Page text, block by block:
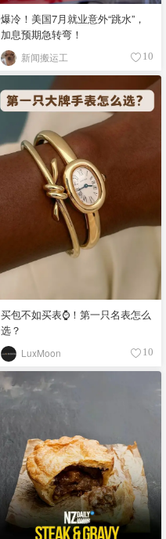
爆冷！美国7月就业意外“跳水”，
加息预期急转弯！
新闻搬运工 10
买包不如买表⌚️！第一只名表怎么
选？
LuxMoon 10